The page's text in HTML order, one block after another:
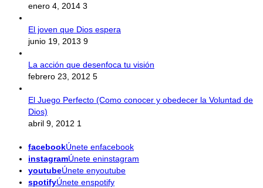
enero 4, 2014 3
El joven que Dios espera
junio 19, 2013 9
La acción que desenfoca tu visión
febrero 23, 2012 5
El Juego Perfecto (Como conocer y obedecer la Voluntad de
Dios)
abril 9, 2012 1
facebookÚnete enfacebook
instagramÚnete eninstagram
youtubeÚnete enyoutube
spotifyÚnete enspotify